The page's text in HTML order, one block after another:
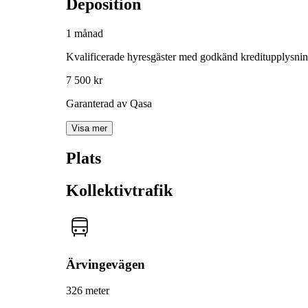
Deposition
1 månad
Kvalificerade hyresgäster med godkänd
7 500 kr
Garanterad av Qasa
Visa mer
Plats
Kollektivtrafik
Ärvingevägen
326 meter